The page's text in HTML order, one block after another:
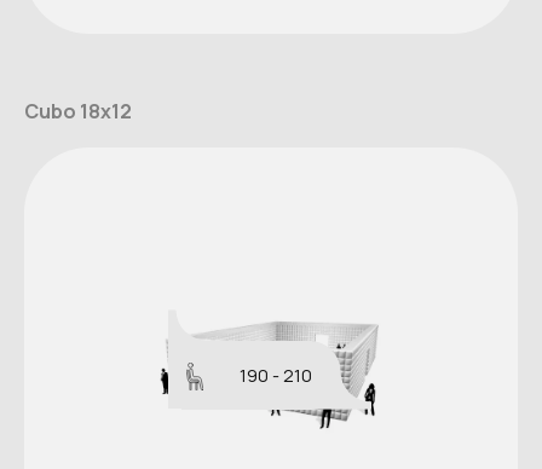
Cubo 18x12
190 - 210